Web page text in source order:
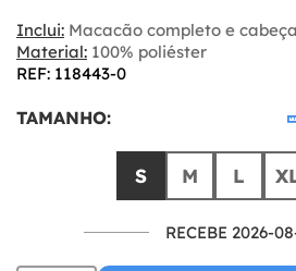
Inclui: Macacão completo e cabeça
Material: 100% poliéster
REF: 118443-0
TAMANHO:
S M L
RECEBE 2026-